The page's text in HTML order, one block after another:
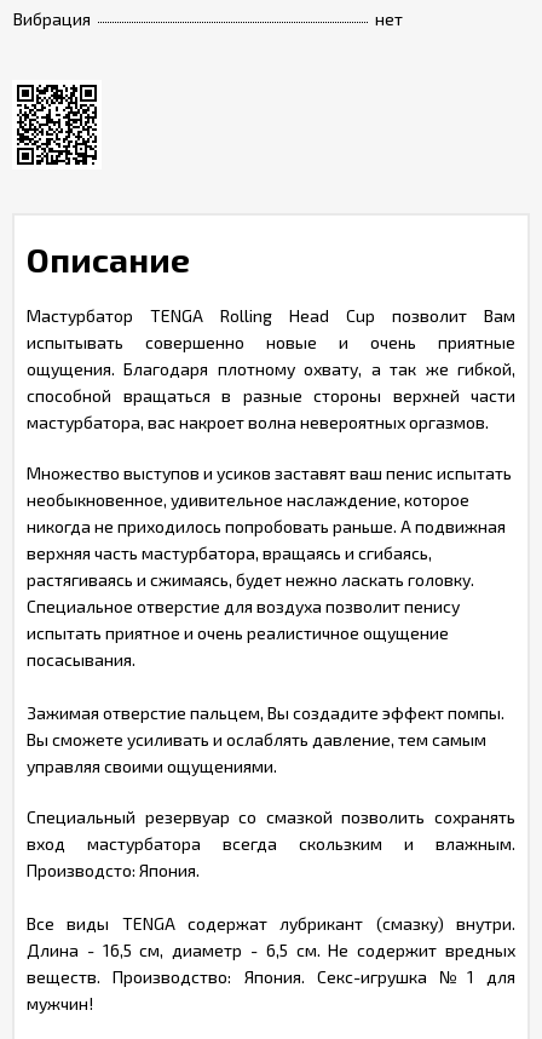
Вибрация
нет
Описание
Мастурбатор TENGA Rolling Head Cup позволит Вам
испытывать совершенно новые и очень приятные
ощущения. Благодаря плотному охвату, а так же гибкой,
способной вращаться в разные стороны верхней части
мастурбатора, вас накроет волна невероятных оргазмов.
Множество выступов и усиков заставят ваш пенис испытать
необыкновенное, удивительное наслаждение, которое
никогда не приходилось попробовать раньше. А подвижная
верхняя часть мастурбатора, вращаясь и сгибаясь,
растягиваясь и сжимаясь, будет нежно ласкать головку.
Специальное отверстие для воздуха позволит пенису
испытать приятное и очень реалистичное ощущение
посасывания.
Зажимая отверстие пальцем, Вы создадите эффект помпы.
Вы сможете усиливать и ослаблять давление, тем самым
управляя своими ощущениями.
Специальный резервуар со смазкой позволить сохранять
вход мастурбатора всегда скользким и влажным.
Производсто: Япония.
Все виды TENGA содержат лубрикант (смазку) внутри.
Длина - 16,5 см, диаметр - 6,5 см. Не содержит вредных
веществ. Производство: Япония. Секс-игрушка №1 для
мужчин!